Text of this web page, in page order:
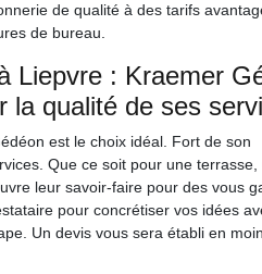
de qualité à des tarifs
de bureau.
Liepvre : Kraemer
la qualité de ses
est le choix idéal. Fort de son
Que ce soit pour une terrasse,
leur savoir-faire pour des vous
pour concrétiser vos idées
Un devis vous sera établi en